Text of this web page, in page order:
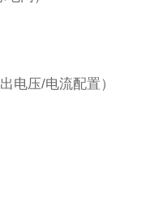
电压/电流配置）